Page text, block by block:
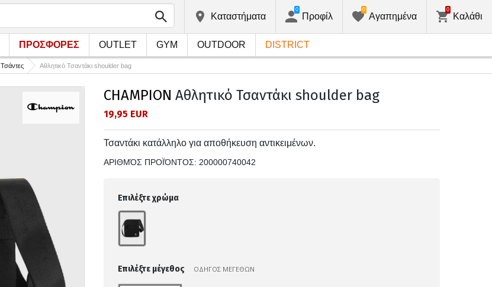
Kαταστήματα Προφίλ
0
Αγαπημένα
0
Καλάθι
0
ΠΡΟΣΦΟΡΕΣ OUTLET GYM OUTDOOR DISTRICT
Τσάντες Αθλητικό Τσαντάκι shoulder bag
CHAMPION Αθλητικό Τσαντάκι shoulder bag
19,95 EUR
Τσαντάκι κατάλληλο για αποθήκευση αντικειμένων.
ΑΡΙΘΜΌΣ ΠΡΟΪΌΝΤΟΣ: 200000740042
Επιλέξτε χρώμα
Επιλέξτε μέγεθος ΟΔΗΓΟΣ ΜΕΓΕΘΩΝ